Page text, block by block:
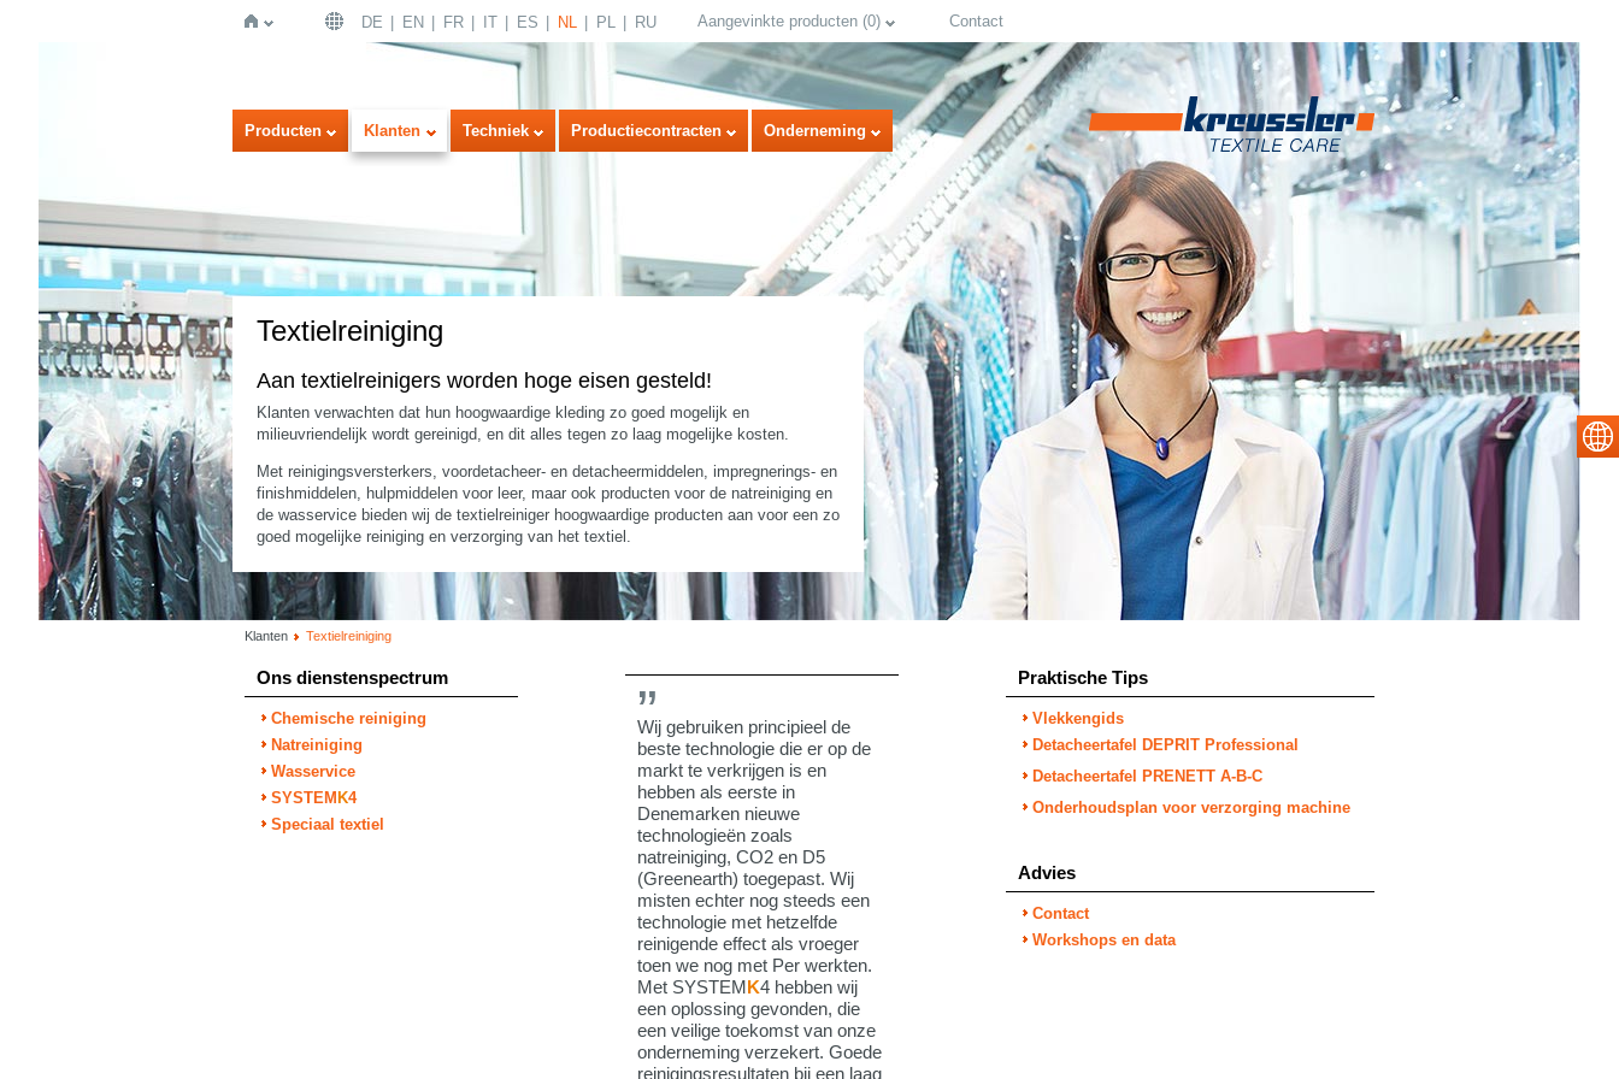
Home
DE EN FR IT ES NL PL RU Aangevinkte producten (0) Contact
Producten Klanten Techniek Productiecontracten Onderneming
Textielreiniging
Aan textielreinigers worden hoge eisen gesteld!
Klanten verwachten dat hun hoogwaardige kleding zo goed mogelijk en
milieuvriendelijk wordt gereinigd, en dit alles tegen zo laag mogelijke kosten.
Met reinigingsversterkers, voordetacheer- en detacheermiddelen, impregnerings- en
finishmiddelen, hulpmiddelen voor leer, maar ook producten voor de natreiniging en
de wasservice bieden wij de textielreiniger hoogwaardige producten aan voor een zo
goed mogelijke reiniging en verzorging van het textiel.
Klanten Textielreiniging
Ons dienstenspectrum
Chemische reiniging
Natreiniging
Wasservice
SYSTEM K4
Speciaal textiel
Wij gebruiken principieel de
beste technologie die er op de
markt te verkrijgen is en
hebben als eerste in
Denemarken nieuwe
technologieën zoals
natreiniging, CO2 en D5
(Greenearth) toegepast. Wij
misten echter nog steeds een
technologie met hetzelfde
reinigende effect als vroeger
toen we nog met Per werkten.
Met SYSTEMK4 hebben wij
een oplossing gevonden, die
een veilige toekomst van onze
onderneming verzekert. Goede
reinigingsresultaten bij een laag
Praktische Tips
Vlekkengids
Detacheertafel DEPRIT Professional
Detacheertafel PRENETT A-B-C
Onderhoudsplan voor verzorging machine
Advies
Contact
Workshops en data
select language